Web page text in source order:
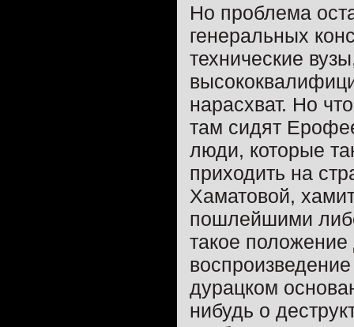
Но проблема
генеральных
технические
нарасхват. Но
там сидят
люди, которые
приходить на
Хаматовой,
пошлейшими
такое
дурацком
нибудь о